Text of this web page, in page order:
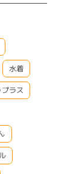
水着
プラス